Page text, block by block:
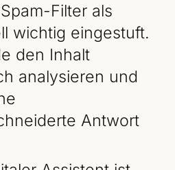
Filter als
wichtig eingestuft.
den Inhalt
analysieren und
Antwort